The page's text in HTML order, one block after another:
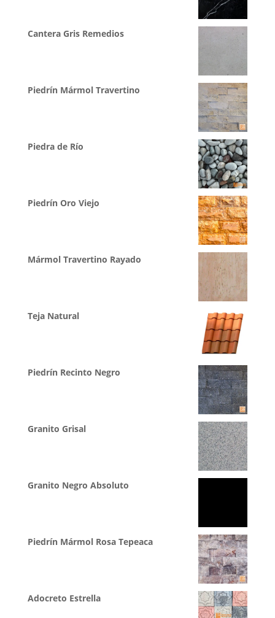
Cantera Gris Remedios
Piedrín Mármol Travertino
Piedra de Río
Piedrín Oro Viejo
Mármol Travertino Rayado
Teja Natural
Piedrín Recinto Negro
Granito Grisal
Granito Negro Absoluto
Piedrín Mármol Rosa Tepeaca
Adocreto Estrella